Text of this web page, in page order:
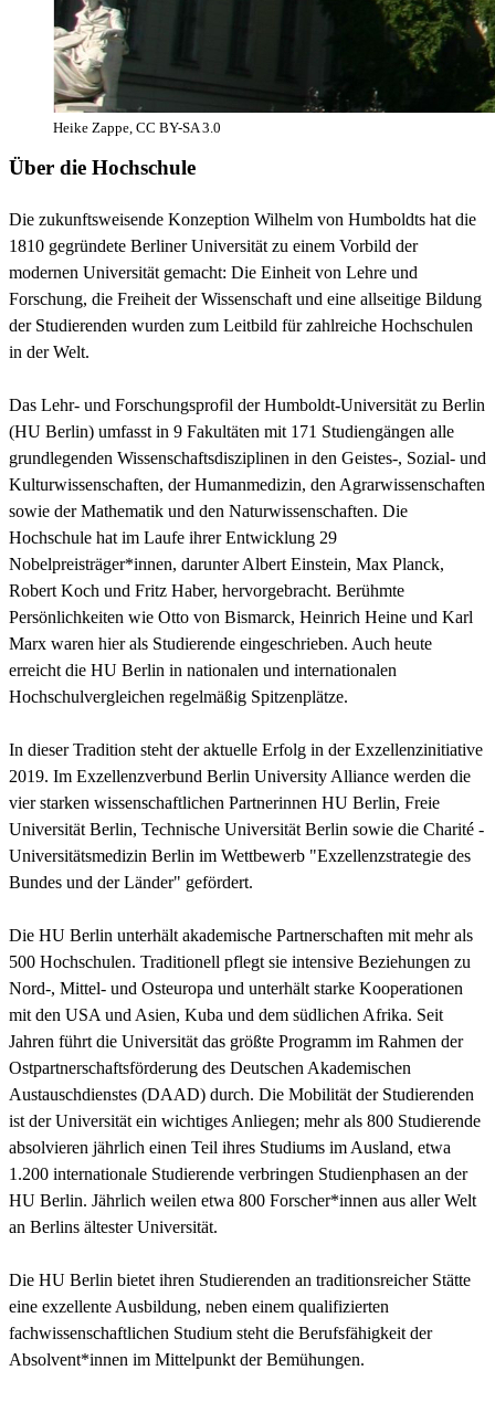
Heike Zappe, CC BY-SA 3.0
Über die Hochschule
Die zukunftsweisende Konzeption Wilhelm von Humboldts hat die
1810 gegründete Berliner Universität zu einem Vorbild der
modernen Universität gemacht: Die Einheit von Lehre und
Forschung, die Freiheit der Wissenschaft und eine allseitige Bildung
der Studierenden wurden zum Leitbild für zahlreiche Hochschulen
in der Welt.
Das Lehr- und Forschungsprofil der Humboldt-Universität zu Berlin
(HU Berlin) umfasst in 9 Fakultäten mit 171 Studiengängen alle
grundlegenden Wissenschaftsdisziplinen in den Geistes-, Sozial- und
Kulturwissenschaften, der Humanmedizin, den Agrarwissenschaften
sowie der Mathematik und den Naturwissenschaften. Die
Hochschule hat im Laufe ihrer Entwicklung 29
Nobelpreisträger*innen, darunter Albert Einstein, Max Planck,
Robert Koch und Fritz Haber, hervorgebracht. Berühmte
Persönlichkeiten wie Otto von Bismarck, Heinrich Heine und Karl
Marx waren hier als Studierende eingeschrieben. Auch heute
erreicht die HU Berlin in nationalen und internationalen
Hochschulvergleichen regelmäßig Spitzenplätze.
In dieser Tradition steht der aktuelle Erfolg in der Exzellenzinitiative
2019. Im Exzellenzverbund Berlin University Alliance werden die
vier starken wissenschaftlichen Partnerinnen HU Berlin, Freie
Universität Berlin, Technische Universität Berlin sowie die Charité -
Universitätsmedizin Berlin im Wettbewerb "Exzellenzstrategie des
Bundes und der Länder" gefördert.
Die HU Berlin unterhält akademische Partnerschaften mit mehr als
500 Hochschulen. Traditionell pflegt sie intensive Beziehungen zu
Nord-, Mittel- und Osteuropa und unterhält starke Kooperationen
mit den USA und Asien, Kuba und dem südlichen Afrika. Seit
Jahren führt die Universität das größte Programm im Rahmen der
Ostpartnerschaftsförderung des Deutschen Akademischen
Austauschdienstes (DAAD) durch. Die Mobilität der Studierenden
ist der Universität ein wichtiges Anliegen; mehr als 800 Studierende
absolvieren jährlich einen Teil ihres Studiums im Ausland, etwa
1.200 internationale Studierende verbringen Studienphasen an der
HU Berlin. Jährlich weilen etwa 800 Forscher*innen aus aller Welt
an Berlins ältester Universität.
Die HU Berlin bietet ihren Studierenden an traditionsreicher Stätte
eine exzellente Ausbildung, neben einem qualifizierten
fachwissenschaftlichen Studium steht die Berufsfähigkeit der
Absolvent*innen im Mittelpunkt der Bemühungen.